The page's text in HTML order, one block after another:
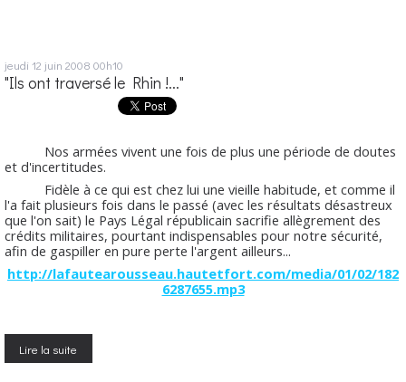
jeudi 12 juin 2008 00h10
"Ils ont traversé le Rhin !..."
Nos armées vivent une fois de plus une période de doutes
et d'incertitudes.
Fidèle à ce qui est chez lui une vieille habitude, et comme il
l'a fait plusieurs fois dans le passé (avec les résultats désastreux
que l'on sait) le Pays Légal républicain sacrifie allègrement des
crédits militaires, pourtant indispensables pour notre sécurité,
afin de gaspiller en pure perte l'argent ailleurs...
http://lafautearousseau.hautetfort.com/media/01/02/182
6287655.mp3
Lire la suite